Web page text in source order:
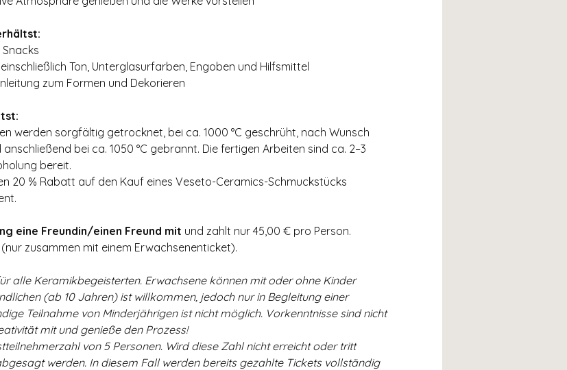
Ton, Unterglasurfarben, Engoben und Hilfsmittel
zum Formen und Dekorieren
werden sorgfältig getrocknet, bei ca. 1000 °C geschrüht, nach Wunsch
bei ca. 1050 °C gebrannt. Die fertigen Arbeiten sind ca. 2–3
bereit.
20 % Rabatt auf den Kauf eines Veseto-Ceramics-Schmuckstücks
eine Freundin/einen Freund mit und zahlt nur 45,00 € pro Person.
zusammen mit einem Erwachsenenticket).
alle Keramikbegeisterten. Erwachsene können mit oder ohne Kinder
(ab 10 Jahren) ist willkommen, jedoch nur in Begleitung einer
Teilnahme von Minderjährigen ist nicht möglich. Vorkenntnisse sind nicht
mit und genieße den Prozess!
von 5 Personen. Wird diese Zahl nicht erreicht oder tritt
werden. In diesem Fall werden bereits gezahlte Tickets vollständig